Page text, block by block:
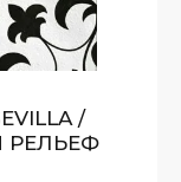
/
РЕЛЬЕФ